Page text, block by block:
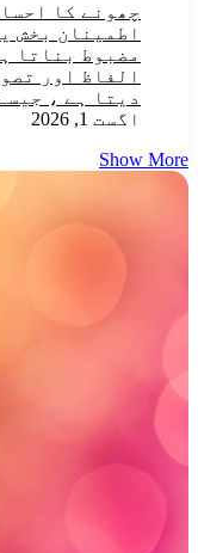
چھونے کا
اطمینان بخش
مضبوط بناتا
الفاظ اور
دیتا ہے ،
اگست 1, 2026
Show More